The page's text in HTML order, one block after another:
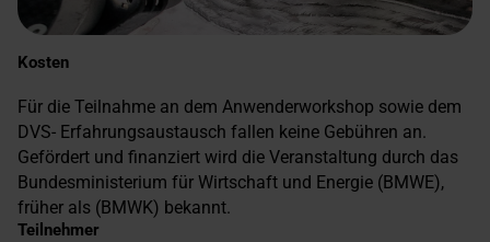
Kosten
Für die Teilnahme an dem Anwenderworkshop sowie dem
DVS- Erfahrungsaustausch fallen keine Gebühren an.
Gefördert und finanziert wird die Veranstaltung durch das
Bundesministerium für Wirtschaft und Energie (BMWE),
früher als (BMWK) bekannt.
Teilnehmer